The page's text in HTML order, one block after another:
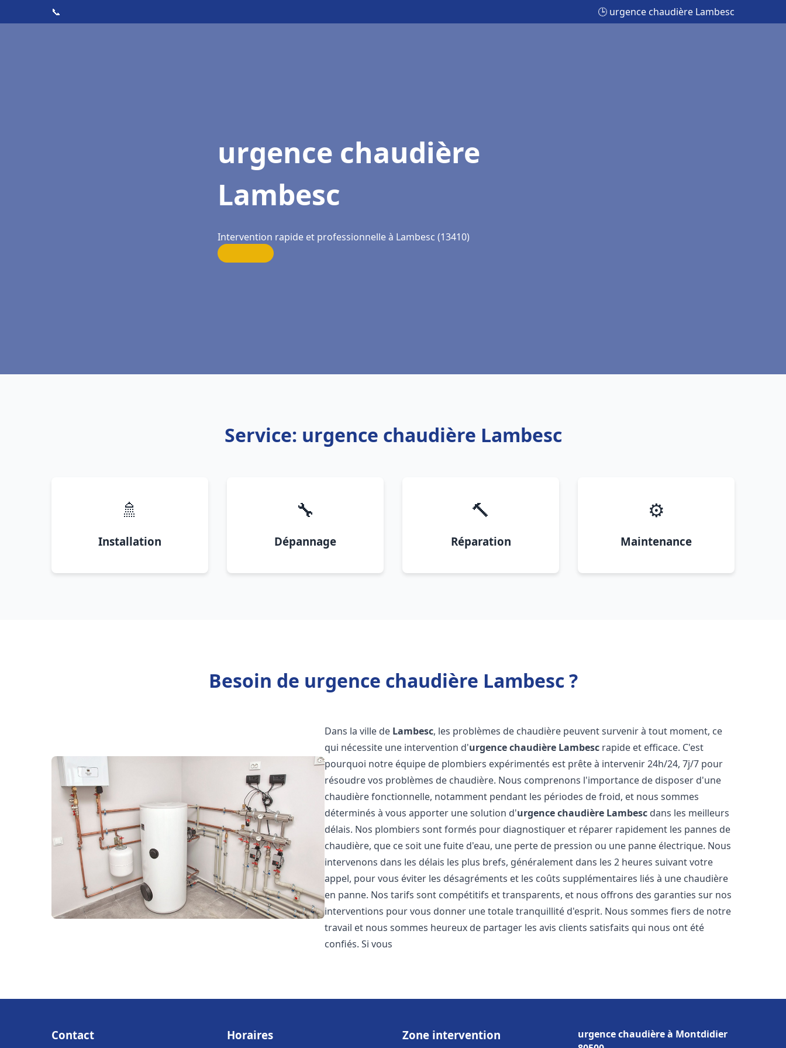
📞 🕒 urgence chaudière Lambesc
urgence chaudière
Lambesc
Intervention rapide et professionnelle à Lambesc (13410)
Service: urgence chaudière Lambesc
🚿
Installation
🔧
Dépannage
🔨
Réparation
⚙️
Maintenance
Besoin de urgence chaudière Lambesc ?
Dans la ville de Lambesc, les problèmes de chaudière peuvent survenir à tout moment, ce
qui nécessite une intervention d'urgence chaudière Lambesc rapide et efficace. C'est
pourquoi notre équipe de plombiers expérimentés est prête à intervenir 24h/24, 7j/7 pour
résoudre vos problèmes de chaudière. Nous comprenons l'importance de disposer d'une
chaudière fonctionnelle, notamment pendant les périodes de froid, et nous sommes
déterminés à vous apporter une solution d'urgence chaudière Lambesc dans les meilleurs
délais. Nos plombiers sont formés pour diagnostiquer et réparer rapidement les pannes de
chaudière, que ce soit une fuite d'eau, une perte de pression ou une panne électrique. Nous
intervenons dans les délais les plus brefs, généralement dans les 2 heures suivant votre
appel, pour vous éviter les désagréments et les coûts supplémentaires liés à une chaudière
en panne. Nos tarifs sont compétitifs et transparents, et nous offrons des garanties sur nos
interventions pour vous donner une totale tranquillité d'esprit. Nous sommes fiers de notre
travail et nous sommes heureux de partager les avis clients satisfaits qui nous ont été
confiés. Si vous
Contact Horaires Zone intervention
urgence chaudière à Montdidier